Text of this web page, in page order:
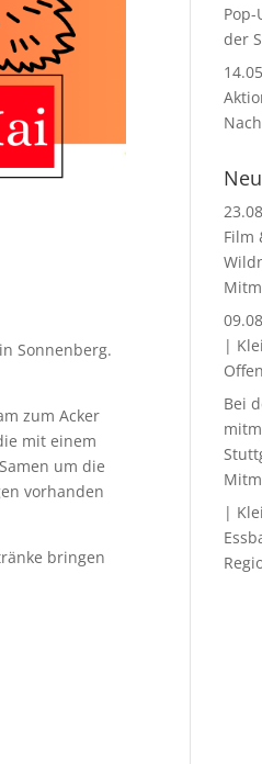
Sonnenberg.
zum Acker
mit einem
um die
vorhanden
bringen
der
Film
|
Bei
|